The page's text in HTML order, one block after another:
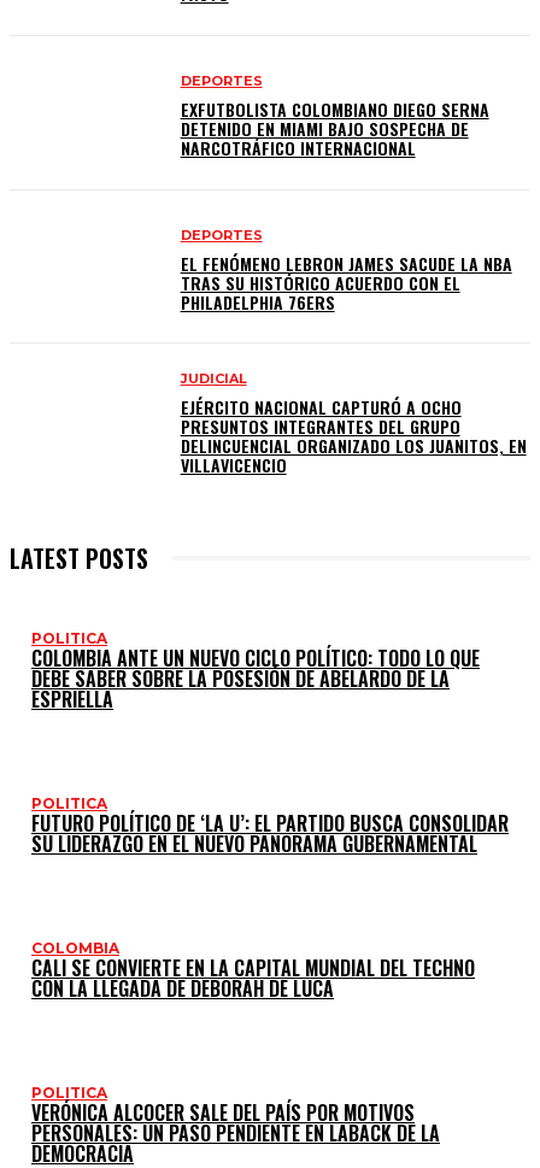
DEPORTES
EXFUTBOLISTA COLOMBIANO DIEGO SERNA
DETENIDO EN MIAMI BAJO SOSPECHA DE
NARCOTRÁFICO INTERNACIONAL
DEPORTES
EL FENÓMENO LEBRON JAMES SACUDE LA NBA
TRAS SU HISTÓRICO ACUERDO CON EL
PHILADELPHIA 76ERS
JUDICIAL
EJÉRCITO NACIONAL CAPTURÓ A OCHO
PRESUNTOS INTEGRANTES DEL GRUPO
DELINCUENCIAL ORGANIZADO LOS JUANITOS, EN
VILLAVICENCIO
LATEST POSTS
POLITICA
COLOMBIA ANTE UN NUEVO CICLO POLÍTICO: TODO LO QUE
DEBE SABER SOBRE LA POSESIÓN DE ABELARDO DE LA
ESPRIELLA
POLITICA
FUTURO POLÍTICO DE ‘LA U’: EL PARTIDO BUSCA CONSOLIDAR
SU LIDERAZGO EN EL NUEVO PANORAMA GUBERNAMENTAL
COLOMBIA
CALI SE CONVIERTE EN LA CAPITAL MUNDIAL DEL TECHNO
CON LA LLEGADA DE DEBORAH DE LUCA
POLITICA
VERÓNICA ALCOCER SALE DEL PAÍS POR MOTIVOS
PERSONALES: UN PASO PENDIENTE EN LABACK DE LA
DEMOCRACIA